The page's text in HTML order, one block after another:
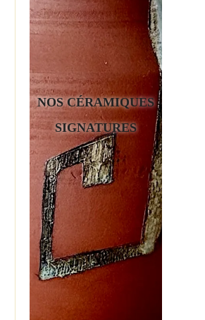
NOS CÉRAMIQUES
SIGNATURES